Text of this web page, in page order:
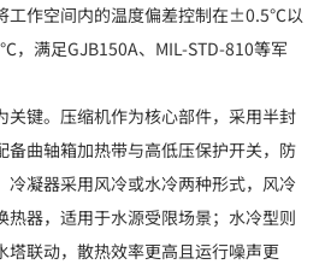
工作空间内的温度偏差控制在±0.5℃以
满足GJB150A、MIL-STD-810等军
关键。压缩机作为核心部件，采用半封
备曲轴箱加热带与高低压保护开关，防
冷凝器采用风冷或水冷两种形式，风冷
热器，适用于水源受限场景；水冷型则
塔联动，散热效率更高且运行噪声更